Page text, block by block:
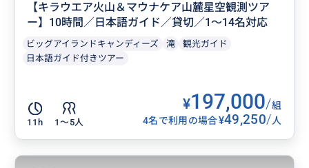
【キラウエア火山＆マウナケア山麓星空観測ツア
ー】10時間／日本語ガイド／貸切／1〜14名対応
ビッグアイランドキャンディーズ 滝
観光ガイド
日本語ガイド付きツアー
11h 1〜5人
¥197,000/組
4名で利用の場合¥49,250/人